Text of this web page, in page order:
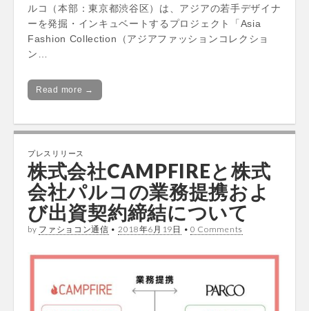
ルコ（本部：東京都渋谷区）は、アジアの若手デザイナ
ーを発掘・インキュベートするプロジェクト「Asia
Fashion Collection（アジアファッションコレクショ
ン…
Read more →
プレスリリース
株式会社CAMPFIREと株式
会社パルコの業務提携およ
び出資契約締結について
by ファショコン通信 • 2018年6月19日 • 0 Comments